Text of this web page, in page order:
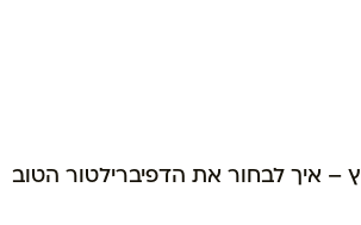
– איך לבחור את הדפיברילטור הטוב